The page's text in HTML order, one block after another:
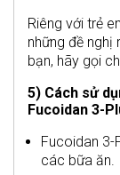
Riêng với trẻ
những đề nghị
bạn, hãy gọi
5) Cách sử
Fucoidan 3-
Fucoidan 3-
các bữa ăn.